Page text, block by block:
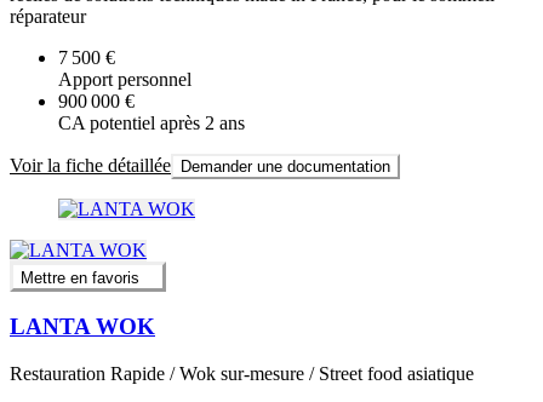
réparateur
7 500 €
Apport personnel
900 000 €
CA potentiel après 2 ans
Voir la fiche détaillée Demander une documentation
Mettre en favoris
LANTA WOK
Restauration Rapide / Wok sur-mesure / Street food asiatique